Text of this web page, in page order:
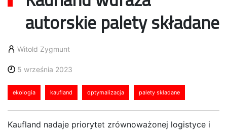
autorskie palety składane
Witold Zygmunt
5 września 2023
ekologia kaufland optymalizacja palety składane
Kaufland nadaje priorytet zrównoważonej logistyce i